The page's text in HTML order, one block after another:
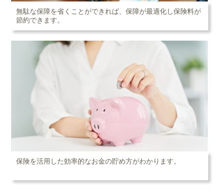
無駄な保障を省くことができれば、保障が最適化し保険料が
節約できます。
保険を活用した効率的なお金の貯め方がわかります。